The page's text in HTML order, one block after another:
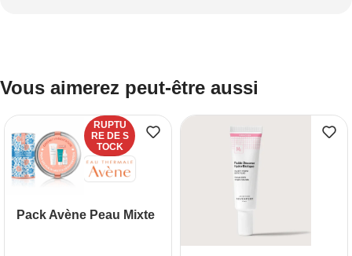
Vous aimerez peut-être aussi
RUPTU
RE DE S
TOCK
Pack Avène Peau Mixte